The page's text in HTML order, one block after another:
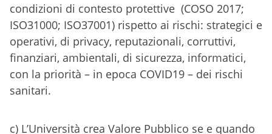
condizioni di contesto protettive (COSO 2017;
ISO31000; ISO37001) rispetto ai rischi: strategici e
operativi, di privacy, reputazionali, corruttivi,
finanziari, ambientali, di sicurezza, informatici,
con la priorità – in epoca COVID19 – dei rischi
sanitari.
c) L’Università crea Valore Pubblico se e quando